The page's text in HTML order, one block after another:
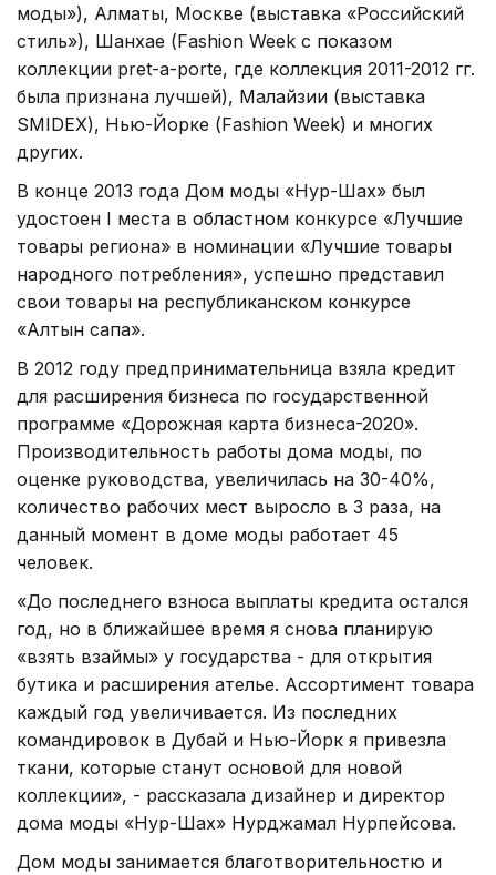
моды»), Алматы, Москве (выставка «Российский
стиль»), Шанхае (Fashion Week с показом
коллекции pret-a-porte, где коллекция 2011-2012 гг.
была признана лучшей), Малайзии (выставка
SMIDEX), Нью-Йорке (Fashion Week) и многих
других.
В конце 2013 года Дом моды «Нур-Шах» был
удостоен I места в областном конкурсе «Лучшие
товары региона» в номинации «Лучшие товары
народного потребления», успешно представил
свои товары на республиканском конкурсе
«Алтын сапа».
В 2012 году предпринимательница взяла кредит
для расширения бизнеса по государственной
программе «Дорожная карта бизнеса-2020».
Производительность работы дома моды, по
оценке руководства, увеличилась на 30-40%,
количество рабочих мест выросло в 3 раза, на
данный момент в доме моды работает 45
человек.
«До последнего взноса выплаты кредита остался
год, но в ближайшее время я снова планирую
«взять взаймы» у государства - для открытия
бутика и расширения ателье. Ассортимент товара
каждый год увеличивается. Из последних
командировок в Дубай и Нью-Йорк я привезла
ткани, которые станут основой для новой
коллекции», - рассказала дизайнер и директор
дома моды «Нур-Шах» Нурджамал Нурпейсова.
Дом моды занимается благотворительностю и